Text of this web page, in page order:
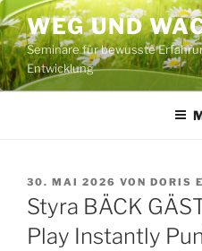
Zum
Inhalt
springen
WEG UND
Seminare für bewusste
Entwicklung
VERÖFFENTLICHT
AM
30. MAI 2026 VON DORIS
Styra BÄCK
Play Instantly